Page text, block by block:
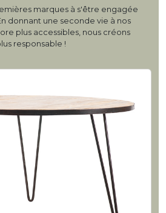
marques à s'être engagée
donnant une seconde vie à nos
plus accessibles, nous créons
responsable !